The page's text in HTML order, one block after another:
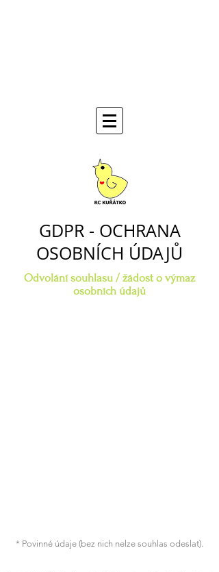
GDPR - OCHRANA
OSOBNÍCH ÚDAJŮ
Odvolání souhlasu / žádost o výmaz
osobních údajů
* Povinné údaje (bez nich nelze souhlas odeslat).